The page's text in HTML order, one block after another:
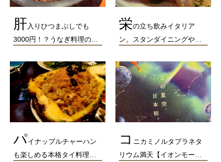
肝入りひつまぶしでも
3000円！？うなぎ料理の…
栄の立ち飲みイタリア
ン。スタンダイニングや…
パイナップルチャーハン
も楽しめる本格タイ料理…
コ ニカミノルタプラネタ
リウム満天【イオンモー…